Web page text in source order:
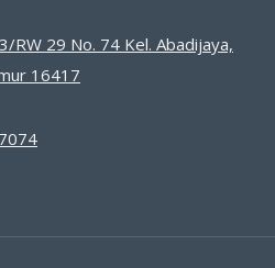
RW 29 No. 74 Kel. Abadijaya,
16417